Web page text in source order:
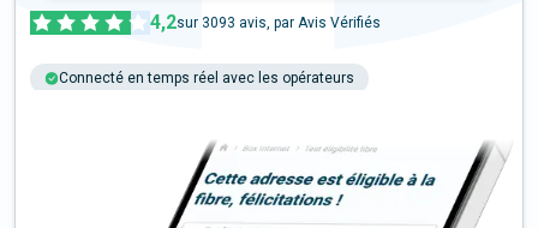
4,2sur 3093 avis, par Avis Vérifiés
Connecté en temps réel avec les opérateurs